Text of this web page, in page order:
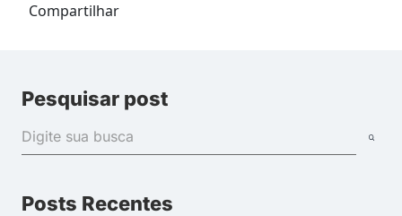
Compartilhar
Pesquisar post
Posts Recentes